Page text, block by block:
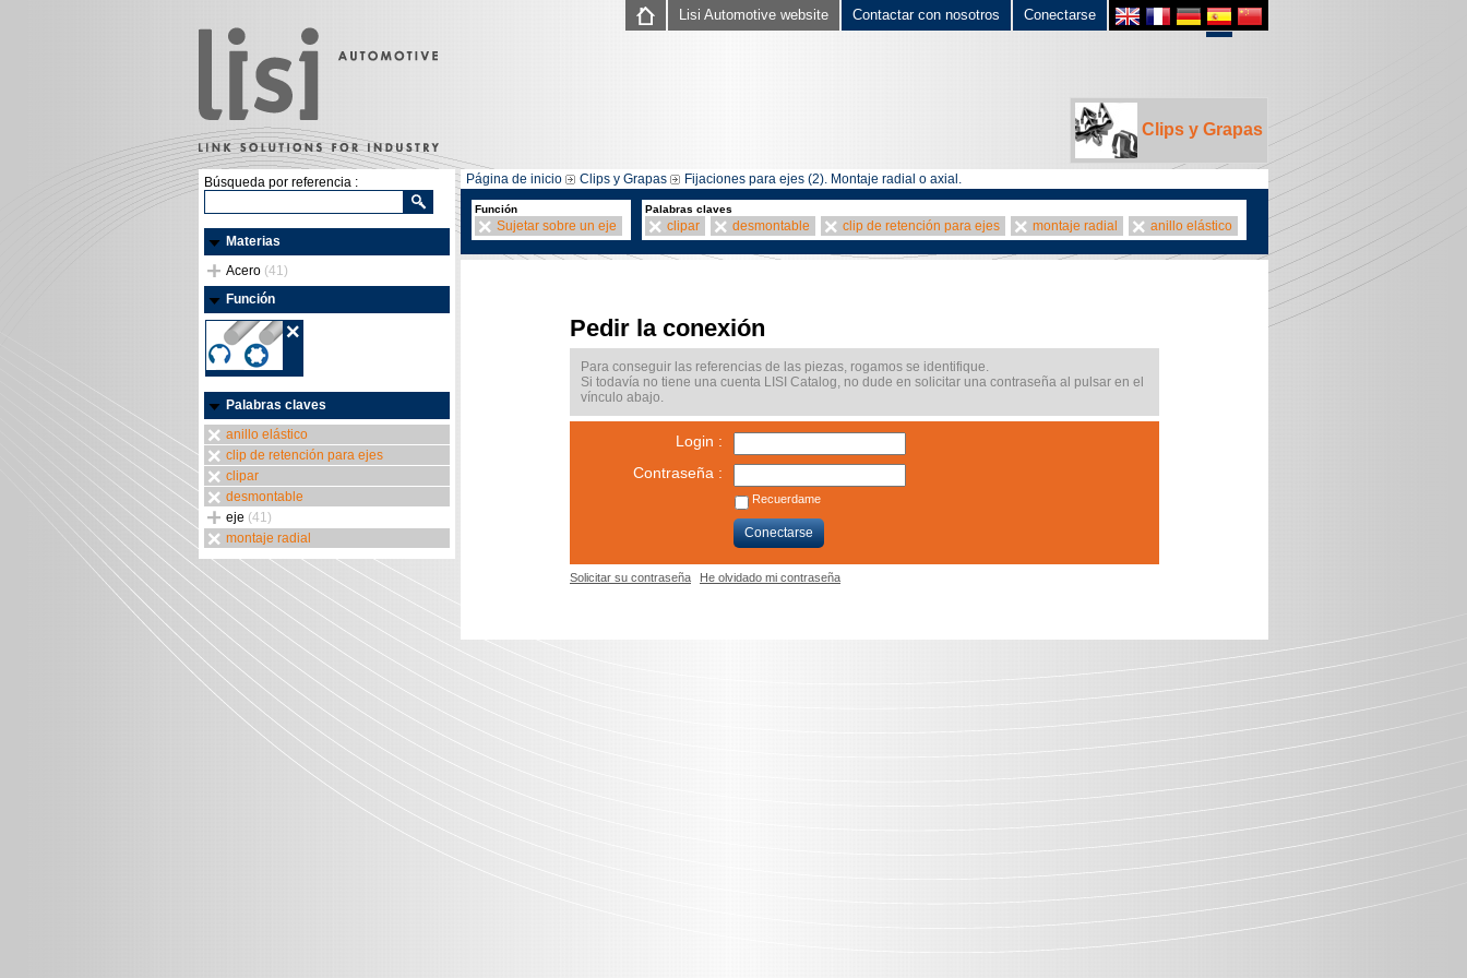
Conectarse
Contactar con nosotros
Lisi Automotive website
Clips y Grapas
Búsqueda por referencia :
Materias
Acero (41)
Función
Palabras claves
anillo elástico
clip de retención para ejes
clipar
desmontable
eje (41)
montaje radial
Página de inicio Clips y Grapas Fijaciones para ejes (2). Montaje radial o axial.
Función
Sujetar sobre un eje
Palabras claves
clipar desmontable clip de retención para ejes montaje radial anillo elástico
Pedir la conexión
Para conseguir las referencias de las piezas, rogamos se identifique.
Si todavía no tiene una cuenta LISI Catalog, no dude en solicitar una contraseña al pulsar en el
vínculo abajo.
Login :
Contraseña :
Recuerdame
Conectarse
Solicitar su contraseña He olvidado mi contraseña